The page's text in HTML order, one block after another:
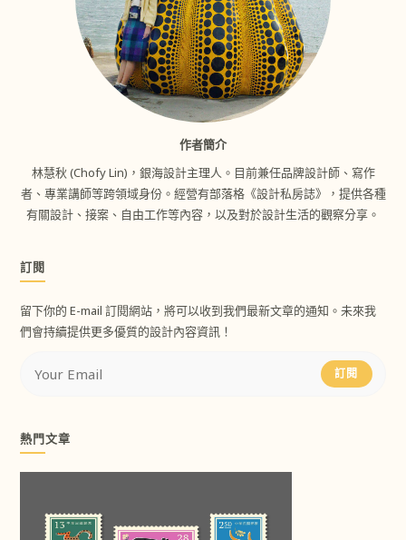
作者簡介
林慧秋 (Chofy Lin)，銀海設計主理人。目前兼任品牌設計師、寫作
者、專業講師等跨領域身份。經營有部落格《設計私房誌》，提供各種
有關設計、接案、自由工作等內容，以及對於設計生活的觀察分享。
訂閱
留下你的 E-mail 訂閱網站，將可以收到我們最新文章的通知。未來我
們會持續提供更多優質的設計內容資訊！
訂閱
熱門文章